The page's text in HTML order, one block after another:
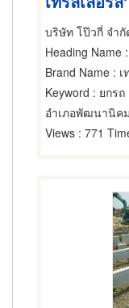
บริษัท โป๊วกี่ จำกั
Heading Name
Brand Name : เ
Keyword : ยกรถ
อำเภอพัฒนานิคม
Views : 771